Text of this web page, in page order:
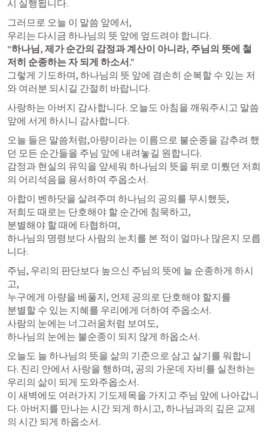
시 실행됩니다.
그러므로 오늘 이 말씀 앞에서,
“하나님, 제가 순간의 감정과 계산이 아니라, 주님의 뜻에 철
저히 순종하는 자 되게 하소서.”
그렇게 기도하며, 하나님의 뜻 앞에 겸손히 순복할 수 있는 저
와 여러분 되시길 간절히 바랍니다.
사랑하는 아버지 감사합니다. 오늘도 아침을 깨워주시고 말씀
앞에 서게 하시니 감사합니다.
오늘 들은 말씀처럼,아량이라는 이름으로 불순종을 감추려 했
던 모든 순간들을 주님 앞에 내려놓길 원합니다.
감정과 현실의 유익을 앞세워 하나님의 뜻을 뒤로 미뤘던 저희
의 어리석음을 용서하여 주옵소서.
아합이 벤하닷을 살려주며 하나님의 공의를 무시했듯,
저희도 때로는 단호해야 할 순간에 침묵하고,
분별해야 할 때에 타협하며,
하나님의 명령보다 사람의 눈치를 본 적이 얼마나 많은지 모릅
니다.
주님, 우리의 판단보다 높으신 주님의 뜻에 늘 순종하게 하시
고,
누구에게 아량을 베풀지, 언제 공의로 단호해야 할지를
분별할 수 있는 지혜를 우리에게 더하여 주옵소서.
사람의 눈에는 너그러움처럼 보여도,
하나님의 눈에는 불순종이 되지 않게 하옵소서.
오늘도 늘 하나님의 뜻을 삶의 기준으로 삼고 살기를 워합니
다. 진리 안에서 사랑을 행하며, 공의 가운데 자비를 실천하는
우리의 삶이 되게 도와주옵소서.
이 새벽에도 여러가지 기도제목을 가지고 주님 앞에 나아갑니
다. 아버지를 만나는 시간 되게 하시고, 하나님과의 깊은 교제
의 시간 되게 하옵소서.